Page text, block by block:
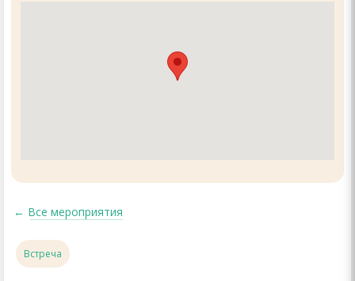
← Все мероприятия
Встреча